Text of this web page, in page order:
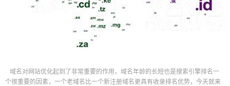
域名对网站优化起到了非常重要的作用，域名年龄的长短也是搜索引擎排名一
个很重要的因素，一个老域名比一个新注册域名更具有收录排名优势，今天就来